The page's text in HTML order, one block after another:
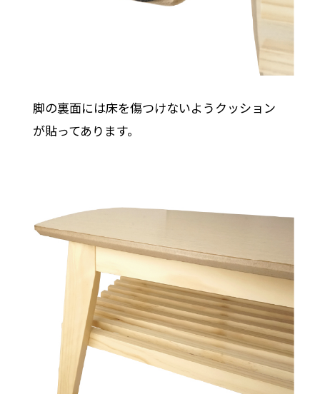
脚の裏面には床を傷つけないようクッション
が貼ってあります。